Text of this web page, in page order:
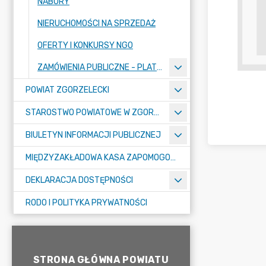
NIERUCHOMOŚCI NA SPRZEDAŻ
OFERTY I KONKURSY NGO
ZAMÓWIENIA PUBLICZNE - PLATFORMA ZAKUPOWA
POWIAT ZGORZELECKI
STAROSTWO POWIATOWE W ZGORZELCU
BIULETYN INFORMACJI PUBLICZNEJ
MIĘDZYZAKŁADOWA KASA ZAPOMOGOWO-POŻYCZKOWA
DEKLARACJA DOSTĘPNOŚCI
RODO I POLITYKA PRYWATNOŚCI
STRONA GŁÓWNA POWIATU